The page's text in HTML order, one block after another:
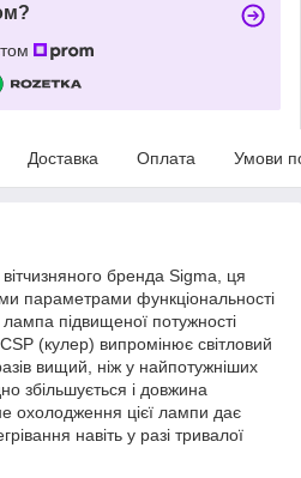
Доставка Оплата Умови
вітчизняного бренда Sigma, ця
параметрами функціональності
лампа підвищеної потужності
(кулер) випромінює світловий
вищий, ніж у найпотужніших
збільшується і довжина
охолодження цієї лампи дає
навіть у разі тривалої